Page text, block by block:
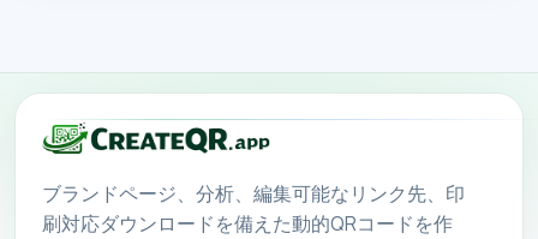
ブランドページ、分析、編集可能なリンク先、印
刷対応ダウンロードを備えた動的QRコードを作